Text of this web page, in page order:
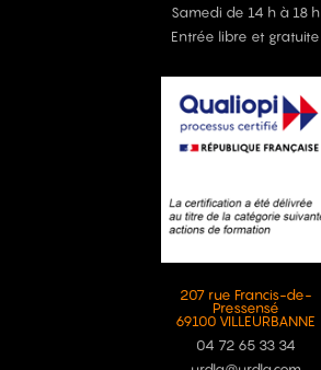
Samedi de 14 h à 18 h
Entrée libre et gratuite
207 rue Francis-de-
Pressensé
69100 VILLEURBANNE
04 72 65 33 34